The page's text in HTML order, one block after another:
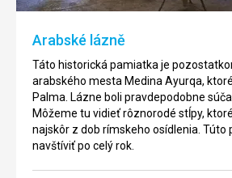
Arabské lázně
Táto historická pamiatka je
arabského mesta Medina Ayurqa,
Palma. Lázne boli pravdepodobne
Môžeme tu vidieť rôznorodé stĺpy,
najskôr z dob rímskeho osídlenia.
navštíviť po celý rok.
okolo
1300,
bolo
mesto
chránene
pred
pirátmy.
Stavba
slvávny,
architekt
Dan
Maples.
Ihrisko
bolo
označené
najkrajšie